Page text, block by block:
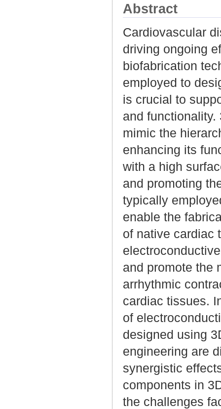
Abstract
Cardiovascular
driving ongoing
biofabrication
employed to
is crucial to
and
mimic the
enhancing its
with a high
and promoting
typically
enable the
of native cardiac
and promote the
arrhythmic
cardiac tissues.
of
designed using
engineering are
synergistic
components in
the challenges